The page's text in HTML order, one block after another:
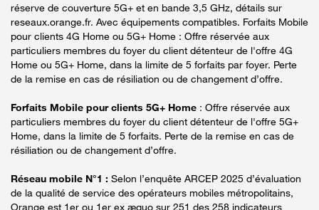
réserve de couverture 5G+ et en bande 3,5 GHz, détails sur
reseaux.orange.fr. Avec équipements compatibles. Forfaits Mobile
pour clients 4G Home ou 5G+ Home : Offre réservée aux
particuliers membres du foyer du client détenteur de l'offre 4G
Home ou 5G+ Home, dans la limite de 5 forfaits par foyer. Perte
de la remise en cas de résiliation ou de changement d’offre.
Forfaits Mobile pour clients 5G+ Home : Offre réservée aux
particuliers membres du foyer du client détenteur de l'offre 5G+
Home, dans la limite de 5 forfaits. Perte de la remise en cas de
résiliation ou de changement d’offre.
Réseau mobile N°1 : Selon l’enquête ARCEP 2025 d’évaluation
de la qualité de service des opérateurs mobiles métropolitains,
Orange est 1er ou 1er ex æquo sur 251 des 258 indicateurs